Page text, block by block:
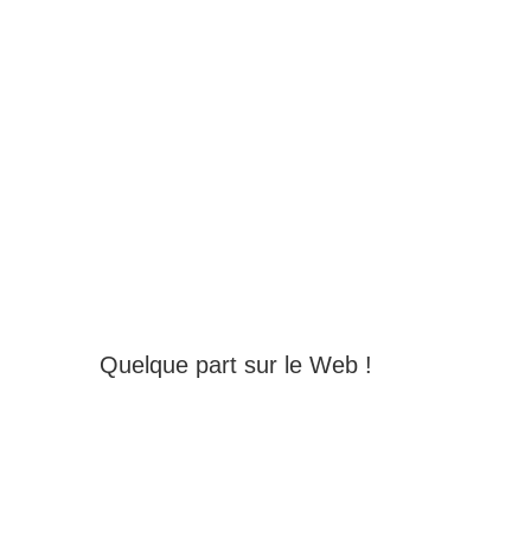
Quelque part sur le Web !